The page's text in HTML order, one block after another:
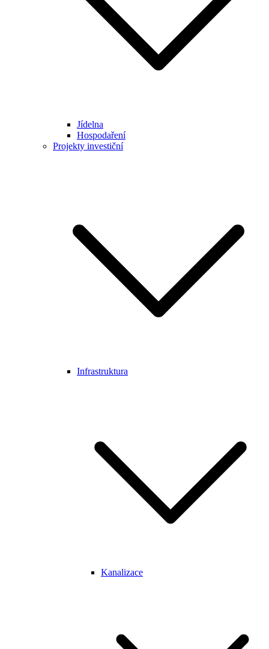
Jídelna
Hospodaření
Projekty investiční
Infrastruktura
Kanalizace